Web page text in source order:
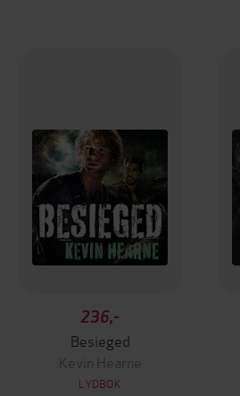
236,-
Besieged
Kevin Hearne
LYDBOK